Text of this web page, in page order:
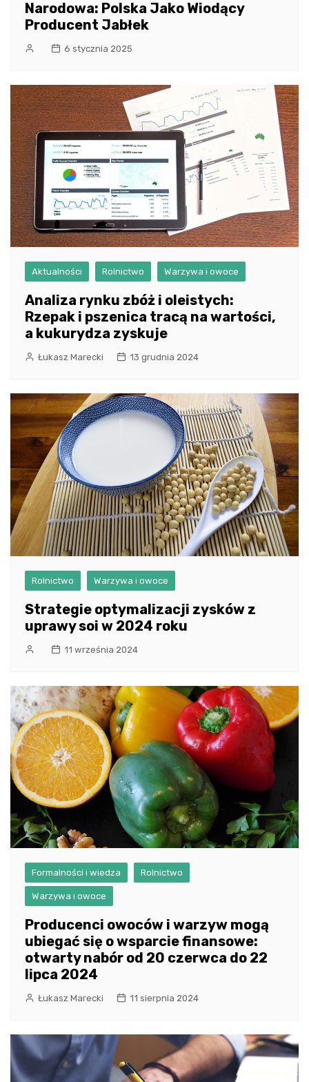
Narodowa: Polska Jako Wiodący
Producent Jabłek
6 stycznia 2025
Aktualności Rolnictwo Warzywa i owoce
Analiza rynku zbóż i oleistych:
Rzepak i pszenica tracą na wartości,
a kukurydza zyskuje
Łukasz Marecki 13 grudnia 2024
Rolnictwo Warzywa i owoce
Strategie optymalizacji zysków z
uprawy soi w 2024 roku
11 września 2024
Formalności i wiedza Rolnictwo
Warzywa i owoce
Producenci owoców i warzyw mogą
ubiegać się o wsparcie finansowe:
otwarty nabór od 20 czerwca do 22
lipca 2024
Łukasz Marecki 11 sierpnia 2024